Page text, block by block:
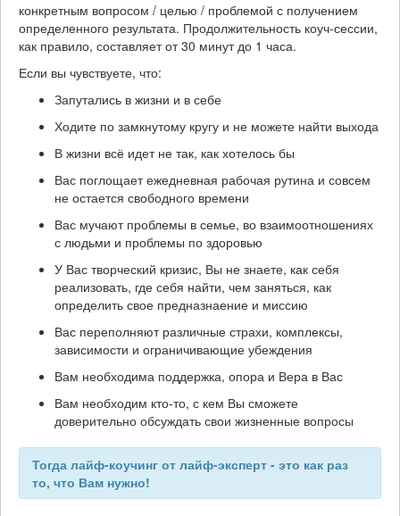
конкретным вопросом / целью / проблемой с получением
определенного результата. Продолжительность коуч-сессии,
как правило, составляет от 30 минут до 1 часа.
Если вы чувствуете, что:
Запутались в жизни и в себе
Ходите по замкнутому кругу и не можете найти выхода
В жизни всё идет не так, как хотелось бы
Вас поглощает ежедневная рабочая рутина и совсем
не остается свободного времени
Вас мучают проблемы в семье, во взаимоотношениях
с людьми и проблемы по здоровью
У Вас творческий кризис, Вы не знаете, как себя
реализовать, где себя найти, чем заняться, как
определить свое предназнаение и миссию
Вас переполняют различные страхи, комплексы,
зависимости и ограничивающие убеждения
Вам необходима поддержка, опора и Вера в Вас
Вам необходим кто-то, с кем Вы сможете
доверительно обсуждать свои жизненные вопросы
Тогда лайф-коучинг от лайф-эксперт - это как раз
то, что Вам нужно!